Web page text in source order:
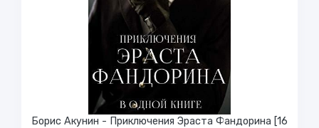
Борис Акунин - Приключения Эраста Фандорина [16